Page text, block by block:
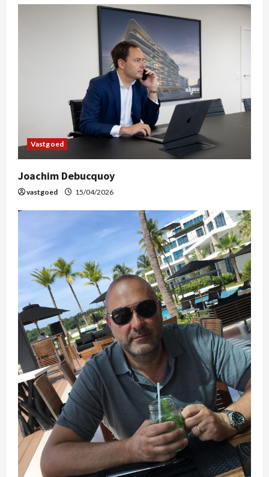
Vastgoed
Joachim Debucquoy
vastgoed 15/04/2026